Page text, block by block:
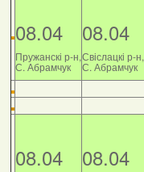
08.04
Пружанскі р-н,
С. Абрамчук
08.04
Свіслацкі р-н,
С. Абрамчук
08.04 08.04